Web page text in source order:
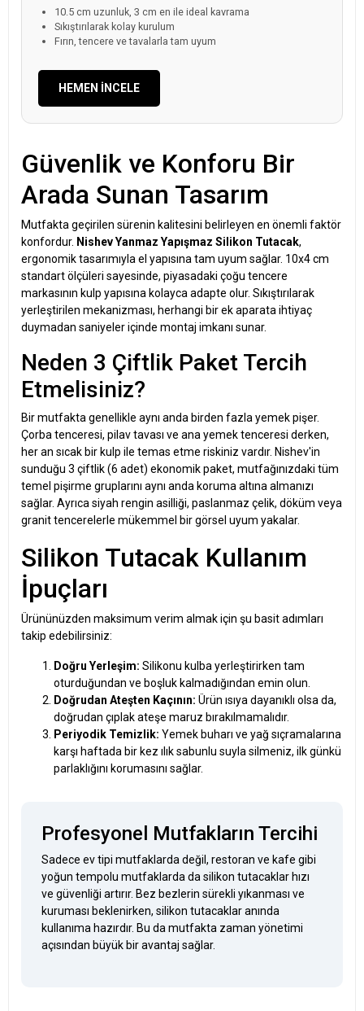
10.5 cm uzunluk, 3 cm en ile ideal kavrama
Sıkıştırılarak kolay kurulum
Fırın, tencere ve tavalarla tam uyum
HEMEN İNCELE
Güvenlik ve Konforu Bir
Arada Sunan Tasarım
Mutfakta geçirilen sürenin kalitesini belirleyen en önemli faktör
konfordur. Nishev Yanmaz Yapışmaz Silikon Tutacak,
ergonomik tasarımıyla el yapısına tam uyum sağlar. 10x4 cm
standart ölçüleri sayesinde, piyasadaki çoğu tencere
markasının kulp yapısına kolayca adapte olur. Sıkıştırılarak
yerleştirilen mekanizması, herhangi bir ek aparata ihtiyaç
duymadan saniyeler içinde montaj imkanı sunar.
Neden 3 Çiftlik Paket Tercih
Etmelisiniz?
Bir mutfakta genellikle aynı anda birden fazla yemek pişer.
Çorba tenceresi, pilav tavası ve ana yemek tenceresi derken,
her an sıcak bir kulp ile temas etme riskiniz vardır. Nishev'in
sunduğu 3 çiftlik (6 adet) ekonomik paket, mutfağınızdaki tüm
temel pişirme gruplarını aynı anda koruma altına almanızı
sağlar. Ayrıca siyah rengin asilliği, paslanmaz çelik, döküm veya
granit tencerelerle mükemmel bir görsel uyum yakalar.
Silikon Tutacak Kullanım
İpuçları
Ürününüzden maksimum verim almak için şu basit adımları
takip edebilirsiniz:
Doğru Yerleşim: Silikonu kulba yerleştirirken tam
oturduğundan ve boşluk kalmadığından emin olun.
Doğrudan Ateşten Kaçının: Ürün ısıya dayanıklı olsa da,
doğrudan çıplak ateşe maruz bırakılmamalıdır.
Periyodik Temizlik: Yemek buharı ve yağ sıçramalarına
karşı haftada bir kez ılık sabunlu suyla silmeniz, ilk günkü
parlaklığını korumasını sağlar.
Profesyonel Mutfakların Tercihi
Sadece ev tipi mutfaklarda değil, restoran ve kafe gibi
yoğun tempolu mutfaklarda da silikon tutacaklar hızı
ve güvenliği artırır. Bez bezlerin sürekli yıkanması ve
kuruması beklenirken, silikon tutacaklar anında
kullanıma hazırdır. Bu da mutfakta zaman yönetimi
açısından büyük bir avantaj sağlar.